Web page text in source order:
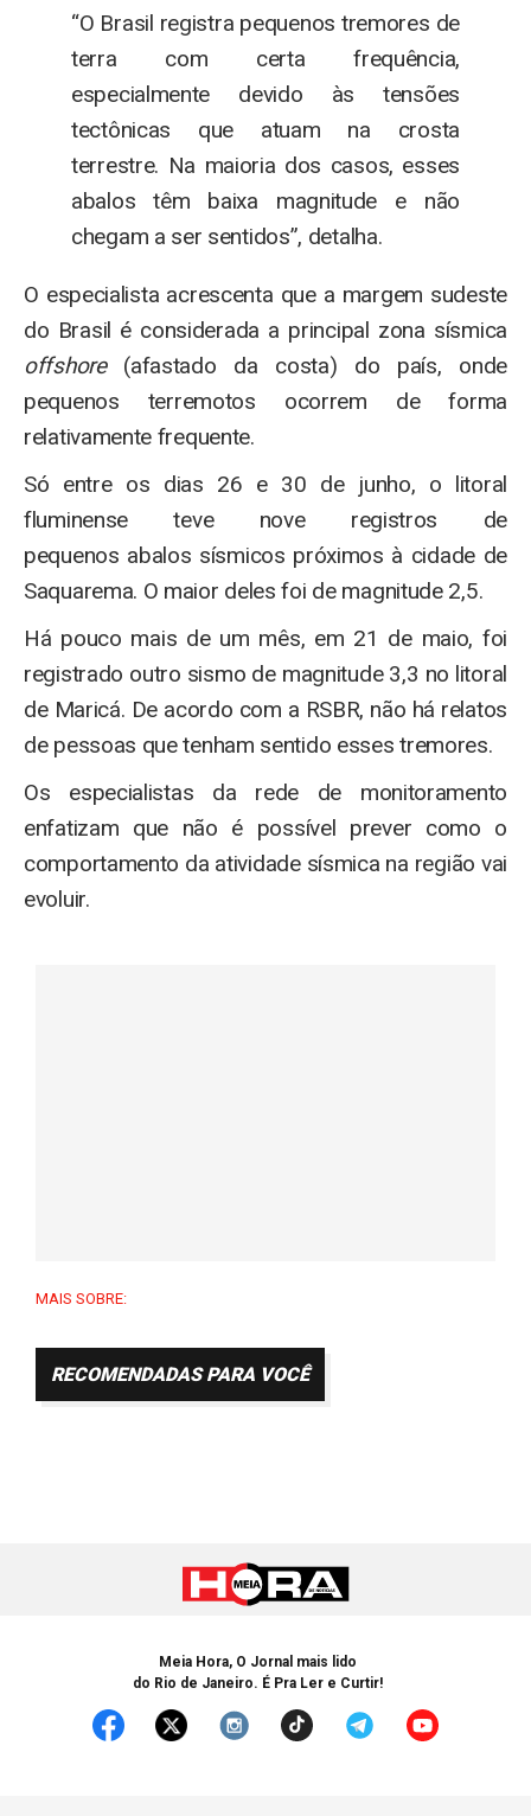
“O Brasil registra pequenos tremores de
terra com certa frequência,
especialmente devido às tensões
tectônicas que atuam na crosta
terrestre. Na maioria dos casos, esses
abalos têm baixa magnitude e não
chegam a ser sentidos”, detalha.
O especialista acrescenta que a margem sudeste
do Brasil é considerada a principal zona sísmica
offshore(afastado da costa) do país, onde
pequenos terremotos ocorrem de forma
relativamente frequente.
Só entre os dias 26 e 30 de junho, o litoral
fluminense teve nove registros de
pequenos abalos sísmicos próximos à cidade de
Saquarema. O maior deles foi de magnitude 2,5.
Há pouco mais de um mês, em 21 de maio, foi
registrado outro sismo de magnitude 3,3 no litoral
de Maricá. De acordo com a RSBR, não há relatos
de pessoas que tenham sentido esses tremores.
Os especialistas da rede de monitoramento
enfatizam que não é possível prever como o
comportamento da atividade sísmica na região vai
evoluir.
MAIS SOBRE:
RECOMENDADAS PARA VOCÊ
Meia Hora, O Jornal mais lido
do Rio de Janeiro. É Pra Ler e Curtir!